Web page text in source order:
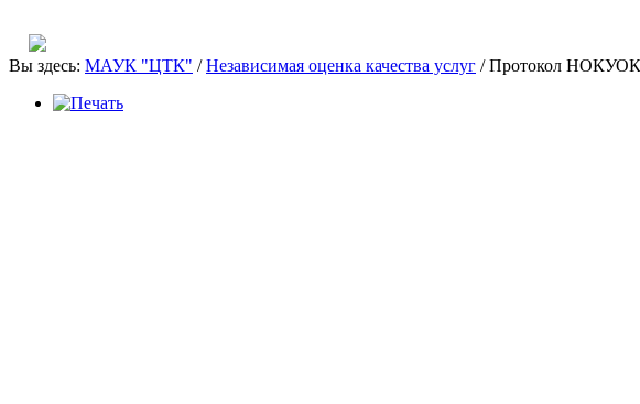
Вы здесь: МАУК "ЦТК" /Независимая оценка качества услуг /Протокол НОКУОК